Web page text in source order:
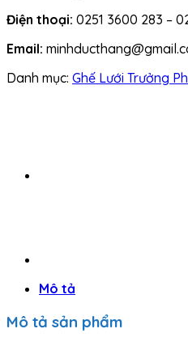
Điện thoại: 0251 3600 283 –
Email:
Danh mục: Ghế Lưới Trưởng
Mô tả
Mô tả sản phẩm